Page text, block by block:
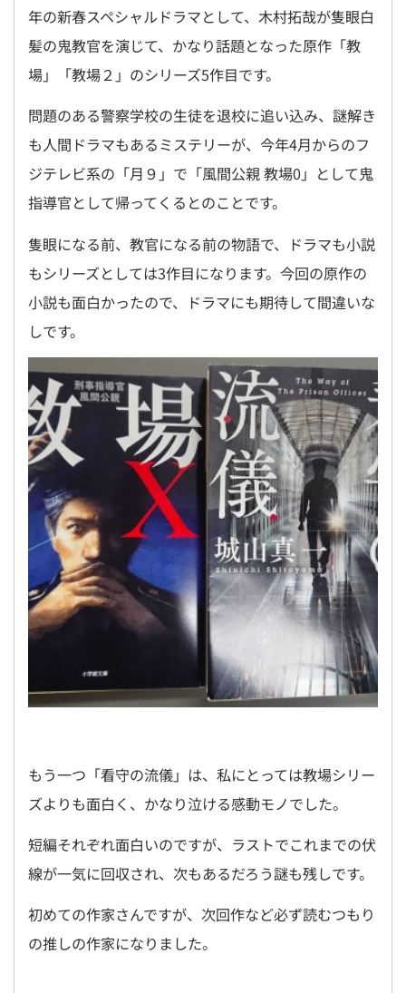
年の新春スペシャルドラマとして、木村拓哉が隻眼白
髪の鬼教官を演じて、かなり話題となった原作「教
場」「教場２」のシリーズ5作目です。
問題のある警察学校の生徒を退校に追い込み、謎解き
も人間ドラマもあるミステリーが、今年4月からのフ
ジテレビ系の「月９」で「風間公親 教場0」として鬼
指導官として帰ってくるとのことです。
隻眼になる前、教官になる前の物語で、ドラマも小説
もシリーズとしては3作目になります。今回の原作の
小説も面白かったので、ドラマにも期待して間違いな
しです。
もう一つ「看守の流儀」は、私にとっては教場シリー
ズよりも面白く、かなり泣ける感動モノでした。
短編それぞれ面白いのですが、ラストでこれまでの伏
線が一気に回収され、次もあるだろう謎も残しです。
初めての作家さんですが、次回作など必ず読むつもり
の推しの作家になりました。